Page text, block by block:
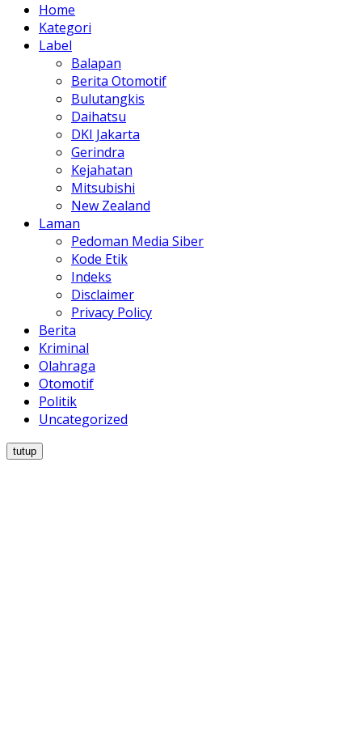
Home
Kategori
Label
Balapan
Berita Otomotif
Bulutangkis
Daihatsu
DKI Jakarta
Gerindra
Kejahatan
Mitsubishi
New Zealand
Laman
Pedoman Media Siber
Kode Etik
Indeks
Disclaimer
Privacy Policy
Berita
Kriminal
Olahraga
Otomotif
Politik
Uncategorized
tutup